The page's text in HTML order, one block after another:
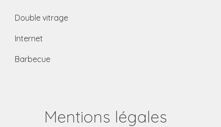
Double vitrage
Internet
Barbecue
Mentions légales